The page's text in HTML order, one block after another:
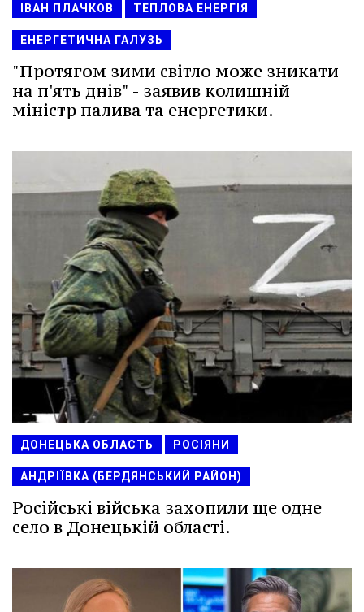
ІВАН ПЛАЧКОВ ТЕПЛОВА ЕНЕРГІЯ
ЕНЕРГЕТИЧНА ГАЛУЗЬ
"Протягом зими світло може зникати
на п'ять днів" - заявив колишній
міністр палива та енергетики.
ДОНЕЦЬКА ОБЛАСТЬ РОСІЯНИ
АНДРІЇВКА (БЕРДЯНСЬКИЙ РАЙОН)
Російські війська захопили ще одне
село в Донецькій області.